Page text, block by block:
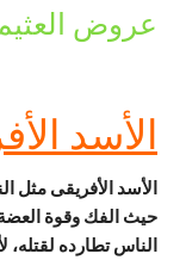
عروض
الأسد
الأسد الأفريقى مثل
حيث الفك وقوة
الناس تطارده لقتله،